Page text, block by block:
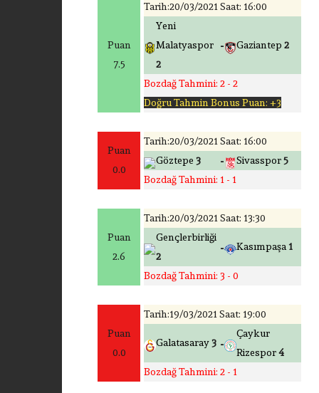
Puan
7.5
Tarih:20/03/2021 Saat: 16:00
Yeni
Malatyaspor
2
- Gaziantep 2
Bozdağ Tahmini: 2 - 2
Doğru Tahmin Bonus Puan: +3
Puan
0.0
Tarih:20/03/2021 Saat: 16:00
Göztepe 3 - Sivasspor5
Bozdağ Tahmini: 1 - 1
Puan
2.6
Tarih:20/03/2021 Saat: 13:30
Gençlerbirliği
2
- Kasımpaşa1
Bozdağ Tahmini: 3 - 0
Puan
0.0
Tarih:19/03/2021 Saat: 19:00
Galatasaray3 -
Çaykur
Rizespor4
Bozdağ Tahmini: 2 - 1